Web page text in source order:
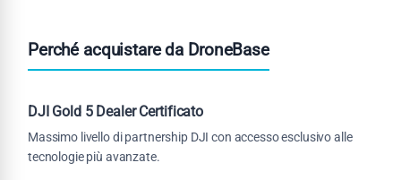
Perché acquistare da DroneBase
DJI Gold 5 Dealer Certificato
Massimo livello di partnership DJI con accesso esclusivo alle
tecnologie più avanzate.